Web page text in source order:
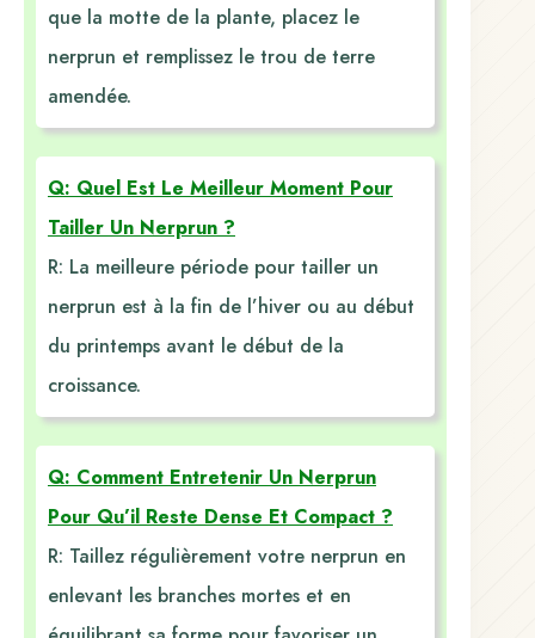
que la motte de la plante, placez le
nerprun et remplissez le trou de terre
amendée.
Q: Quel Est Le Meilleur Moment Pour
Tailler Un Nerprun ?
R: La meilleure période pour tailler un
nerprun est à la fin de l’hiver ou au début
du printemps avant le début de la
croissance.
Q: Comment Entretenir Un Nerprun
Pour Qu’il Reste Dense Et Compact ?
R: Taillez régulièrement votre nerprun en
enlevant les branches mortes et en